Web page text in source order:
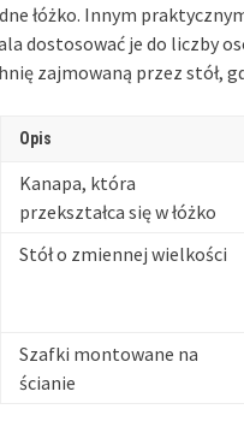
łóżko. Innym
dostosować je do liczby
zajmowaną przez stół,
Opis
Kanapa, która
przekształca się w łóżko
Stół o zmiennej wielkości
Szafki montowane na
ścianie